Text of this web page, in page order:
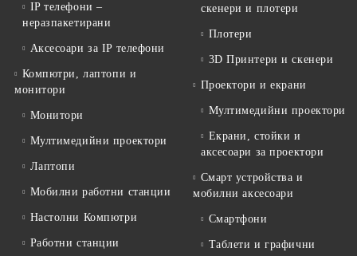
IP телефони –
неразпакетирани
Аксесоари за IP телефони
Компютри, лаптопи и
монитори
Монитори
Мултимедийни проектори
Лаптопи
Мобилни работни станции
Настолни Компютри
Работни станции
скенери и плотери
Плотери
3D Принтери и скенери
Проектори и екрани
Мултимедийни проектори
Екрани, стойки и
аксесоари за проектори
Смарт устройства и
мобилни аксесоари
Смартфони
Таблети и графични